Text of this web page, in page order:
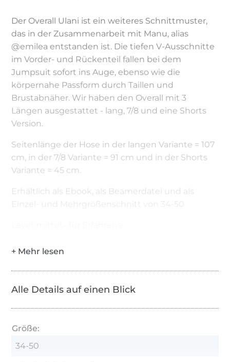
Der Overall Ulani ist ein weiteres Schnittmuster,
das in der Zusammenarbeit mit Manu, alias
@emilea entstanden ist. Die tiefen V-Ausschnitte
im Vorder- und Rückenteil fallen bei dem
Jumpsuit sofort ins Auge, ebenso wie die
körpernahe Passform durch Taillen und
Brustabnäher. Wir haben den Overall mit 3
Längen ausgestattet - lang, 7/8 und eine Shorts
Version.
Seitenlänge der Hose in der langen Variante = 107
cm, in der 7/8 Variante = 91 cm und in der Shorts
Variante = 45 cm.
Erhältlich als Ebook, als Beamerdatei und als
Einzel- und Mehrgrößenschnitt von 34-50
Alle Details auf einen Blick
Größe:
34-50